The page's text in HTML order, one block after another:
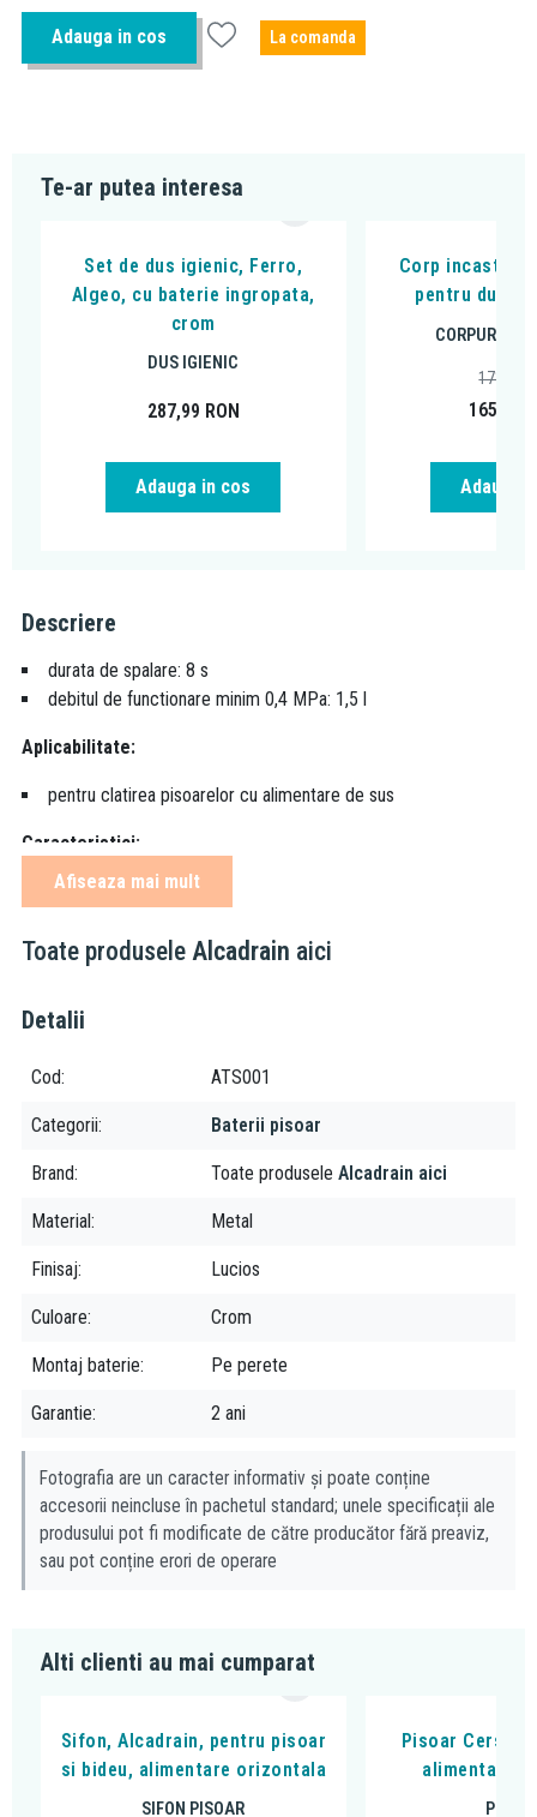
Adauga in cos La comanda
Te-ar putea interesa
Set de dus igienic, Ferro,
Algeo, cu baterie ingropata,
crom
DUS IGIENIC
287,99 RON
Adauga in cos
Corp incastrat,
pentru
CORPURI
165,00
171,40
Adauga
Descriere
durata de spalare: 8 s
debitul de functionare minim 0,4 MPa: 1,5 l
Aplicabilitate:
pentru clatirea pisoarelor cu alimentare de sus
Caracteristici:
set complet pentru racordarea la pisoar
culoare: crom
kit de etansare
tevi pentru racordare la pisoar
ornament metalic 2 buc
Afiseaza mai mult
Toate produsele Alcadrain aici
Detalii
Cod ATS001
Categorii Baterii pisoar
Brand Toate produsele Alcadrain aici
Material Metal
Finisaj Lucios
Culoare Crom
Montaj baterie Pe perete
Garantie 2 ani
Fotografia are un caracter informativ și poate conține
accesorii neincluse în pachetul standard; unele specificații ale
produsului pot fi modificate de către producător fără preaviz,
sau pot conține erori de operare
Alti clienti au mai cumparat
Sifon, Alcadrain, pentru pisoar
si bideu, alimentare orizontala
SIFON PISOAR
Pisoar
alimentare